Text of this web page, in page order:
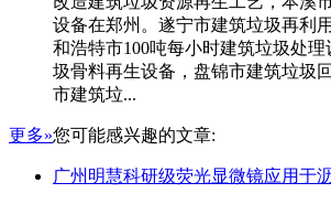
设备在郑州。遂宁市建筑垃圾再利
和浩特市100吨每小时建筑垃圾处
圾骨料再生设备，盘锦市建筑垃圾
市建筑垃...
更多»您可能感兴趣的文章:
广州明慧科研级荧光显微镜应用于